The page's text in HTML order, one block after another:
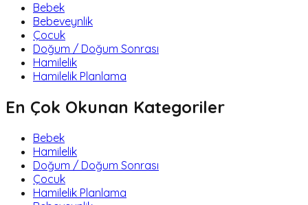
Bebek
Bebeveynlik
Çocuk
Doğum / Doğum Sonrası
Hamilelik
Hamilelik Planlama
En Çok Okunan Kategoriler
Bebek
Hamilelik
Doğum / Doğum Sonrası
Çocuk
Hamilelik Planlama